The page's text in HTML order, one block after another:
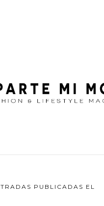
PUBLICADAS EL